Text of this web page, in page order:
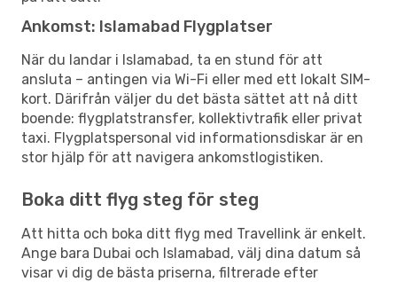
Ankomst: Islamabad Flygplatser
När du landar i Islamabad, ta en stund för att
ansluta – antingen via Wi-Fi eller med ett lokalt SIM-
kort. Därifrån väljer du det bästa sättet att nå ditt
boende: flygplatstransfer, kollektivtrafik eller privat
taxi. Flygplatspersonal vid informationsdiskar är en
stor hjälp för att navigera ankomstlogistiken.
Boka ditt flyg steg för steg
Att hitta och boka ditt flyg med Travellink är enkelt.
Ange bara Dubai och Islamabad, välj dina datum så
visar vi dig de bästa priserna, filtrerade efter